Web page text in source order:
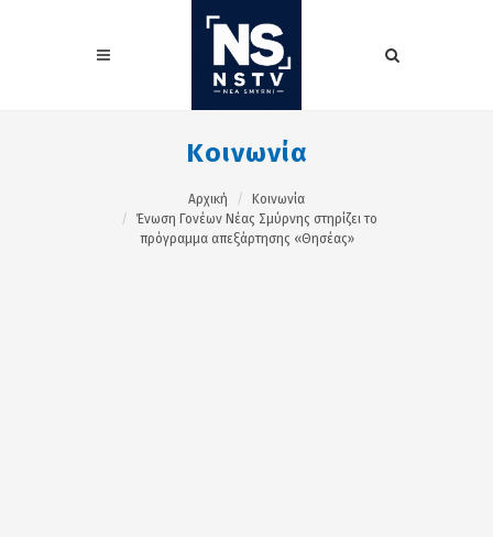
Κοινωνία
Αρχική
Κοινωνία
Ένωση Γονέων Νέας Σμύρνης στηρίζει το
πρόγραμμα απεξάρτησης «Θησέας»